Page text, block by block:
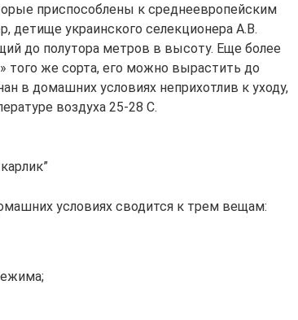
приспособлены к среднеевропейским
украинского селекционера А.В.
до полутора метров в высоту. Еще более
того же сорта, его можно вырастить до
в домашних условиях неприхотлив к уходу,
воздуха 25-28 С.
условиях сводится к трем вещам: